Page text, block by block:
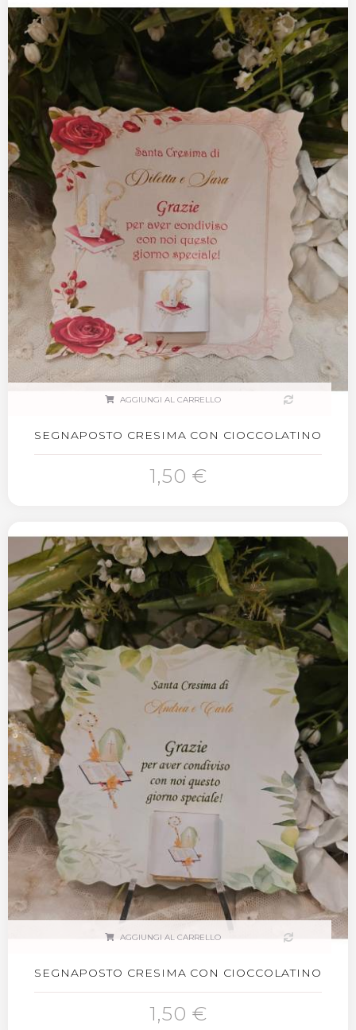
AGGIUNGI AL CARRELLO
SEGNAPOSTO CRESIMA CON CIOCCOLATINO
1,50 €
AGGIUNGI AL CARRELLO
SEGNAPOSTO CRESIMA CON CIOCCOLATINO
1,50 €